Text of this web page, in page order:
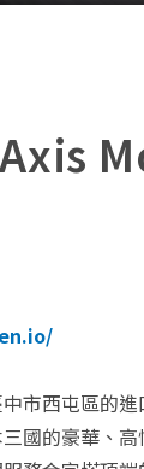
市西屯區的
國的豪華、